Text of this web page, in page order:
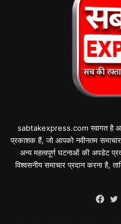
sabtakexpress.com स्वागत है
प्रकाशक हैं, जो आपको नवीनतम
अन्य महत्वपूर्ण घटनाओं की अपडेट
विश्वसनीय समाचार प्रदान करना है,